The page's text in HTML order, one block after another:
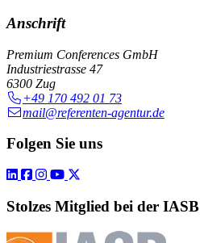
Anschrift
Premium Conferences GmbH
Industriestrasse 47
6300 Zug
+49 170 492 01 73
mail@referenten-agentur.de
Folgen Sie uns
Stolzes Mitglied bei der IASB